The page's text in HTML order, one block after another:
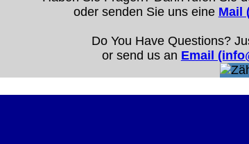
oder senden Sie uns eine Mail
Do You Have Questions?
or send us an Email